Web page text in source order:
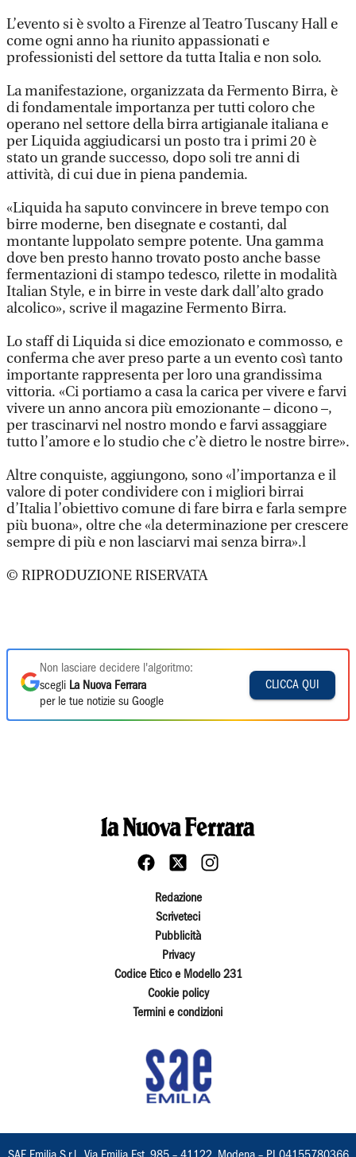
L’evento si è svolto a Firenze al Teatro Tuscany Hall e
come ogni anno ha riunito appassionati e
professionisti del settore da tutta Italia e non solo.
La manifestazione, organizzata da Fermento Birra, è
di fondamentale importanza per tutti coloro che
operano nel settore della birra artigianale italiana e
per Liquida aggiudicarsi un posto tra i primi 20 è
stato un grande successo, dopo soli tre anni di
attività, di cui due in piena pandemia.
«Liquida ha saputo convincere in breve tempo con
birre moderne, ben disegnate e costanti, dal
montante luppolato sempre potente. Una gamma
dove ben presto hanno trovato posto anche basse
fermentazioni di stampo tedesco, rilette in modalità
Italian Style, e in birre in veste dark dall’alto grado
alcolico», scrive il magazine Fermento Birra.
Lo staff di Liquida si dice emozionato e commosso, e
conferma che aver preso parte a un evento così tanto
importante rappresenta per loro una grandissima
vittoria. «Ci portiamo a casa la carica per vivere e farvi
vivere un anno ancora più emozionante – dicono –,
per trascinarvi nel nostro mondo e farvi assaggiare
tutto l’amore e lo studio che c’è dietro le nostre birre».
Altre conquiste, aggiungono, sono «l’importanza e il
valore di poter condividere con i migliori birrai
d’Italia l’obiettivo comune di fare birra e farla sempre
più buona», oltre che «la determinazione per crescere
sempre di più e non lasciarvi mai senza birra».l
© RIPRODUZIONE RISERVATA
Non lasciare decidere l'algoritmo:
scegli La Nuova Ferrara
per le tue notizie su Google
CLICCA QUI
Redazione
Scriveteci
Pubblicità
Privacy
Codice Etico e Modello 231
Cookie policy
Termini e condizioni